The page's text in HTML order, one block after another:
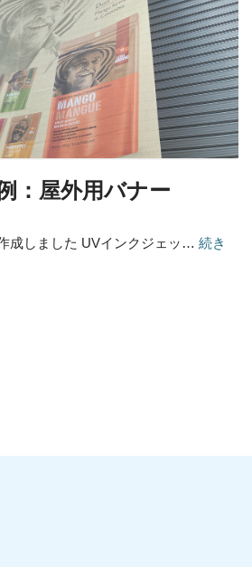
：屋外用バナー
成しました UVインクジェッ… 続き